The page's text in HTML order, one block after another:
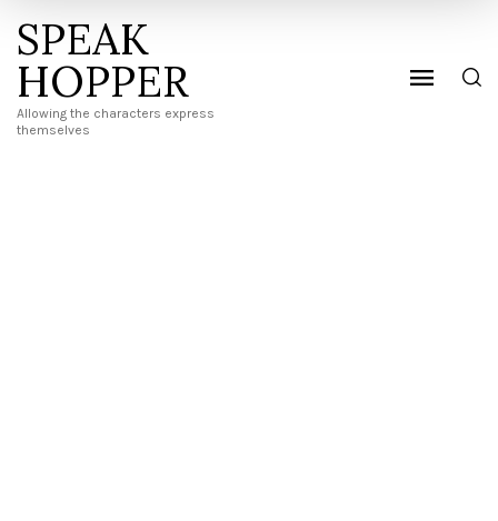
SPEAK
HOPPER
Allowing the characters express
themselves